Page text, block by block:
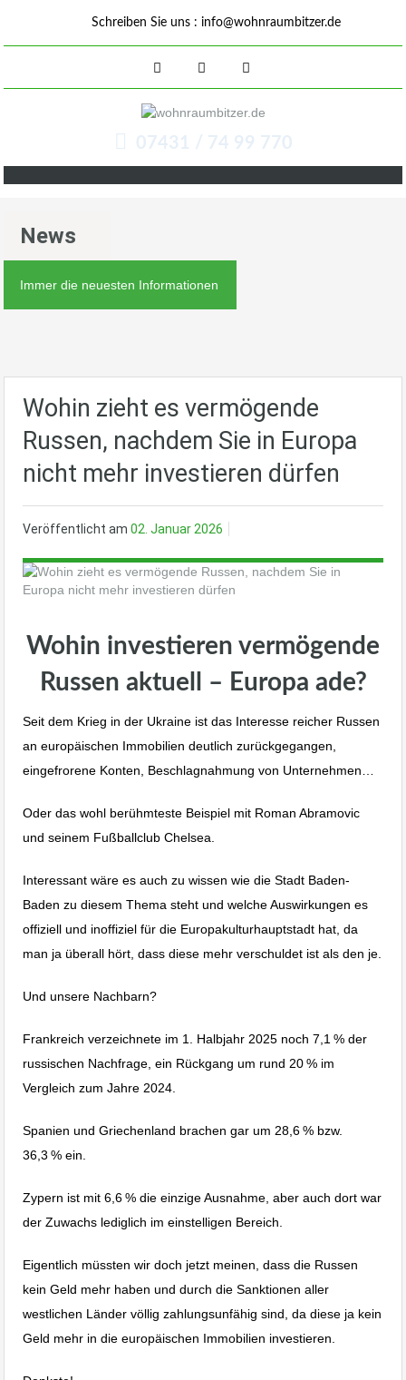
Schreiben Sie uns : info@wohnraumbitzer.de
07431 / 74 99 770
News
Immer die neuesten Informationen
Wohin zieht es vermögende
Russen, nachdem Sie in Europa
nicht mehr investieren dürfen
Veröffentlicht am 02. Januar 2026
Wohin investieren vermögende
Russen aktuell – Europa ade?
Seit dem Krieg in der Ukraine ist das Interesse reicher Russen
an europäischen Immobilien deutlich zurückgegangen,
eingefrorene Konten, Beschlagnahmung von Unternehmen…
Oder das wohl berühmteste Beispiel mit Roman Abramovic
und seinem Fußballclub Chelsea.
Interessant wäre es auch zu wissen wie die Stadt Baden-
Baden zu diesem Thema steht und welche Auswirkungen es
offiziell und inoffiziel für die Europakulturhauptstadt hat, da
man ja überall hört, dass diese mehr verschuldet ist als den je.
Und unsere Nachbarn?
Frankreich verzeichnete im 1. Halbjahr 2025 noch 7,1 % der
russischen Nachfrage, ein Rückgang um rund 20 % im
Vergleich zum Jahre 2024.
Spanien und Griechenland brachen gar um 28,6 % bzw.
36,3 % ein.
Zypern ist mit 6,6 % die einzige Ausnahme, aber auch dort war
der Zuwachs lediglich im einstelligen Bereich.
Eigentlich müssten wir doch jetzt meinen, dass die Russen
kein Geld mehr haben und durch die Sanktionen aller
westlichen Länder völlig zahlungsunfähig sind, da diese ja kein
Geld mehr in die europäischen Immobilien investieren.